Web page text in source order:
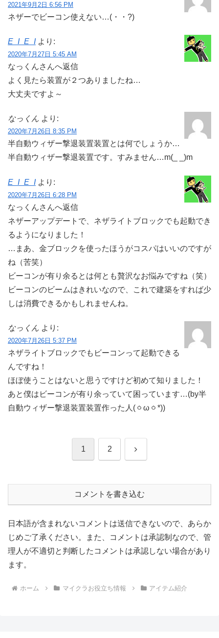
2021年9月2日 6:56 PM
ネザーでビーコン使えない…(・・?)
E_I_E_I より:
2020年7月27日 5:45 AM
なっくんさんへ返信
よく見たら装置が２つありましたね…
大丈夫ですよ～
なっくん より:
2020年7月26日 8:35 PM
半自動ウィザー撃退装置装置とは何でしょうか…
半自動ウィザー撃退装置です。すみません…m(_ _)m
E_I_E_I より:
2020年7月26日 6:28 PM
なっくんさんへ返信
ネザーアップデートで、ネザライトブロックでも起動でき
るようになりました！
…まあ、金ブロックを使ったほうがコスパはいいのですが
ね（苦笑）
ビーコンが有り余るとは何とも贅沢なお悩みですね（笑）
ビーコンのビームはきれいなので、これで建築をすれば少
しは消費できるかもしれませんね。
なっくん より:
2020年7月26日 5:37 PM
ネザライトブロックでもビーコンって起動できる
んですね！
ほぼ使うことはないと思うですけど初めて知りました！
あと僕はビーコンが有り余っていて困っています…(by半
自動ウィザー撃退装置装置作った人(ㆁωㆁ*))
1 2 次
コメントを書き込む
日本語が含まれないコメントは送信できないので、あらか
じめご了承ください。また、コメントは承認制なので、管
理人が不適切と判断したコメントは承認しない場合があり
ます。
ホーム マイクラお役立ち情報 アイテム紹介